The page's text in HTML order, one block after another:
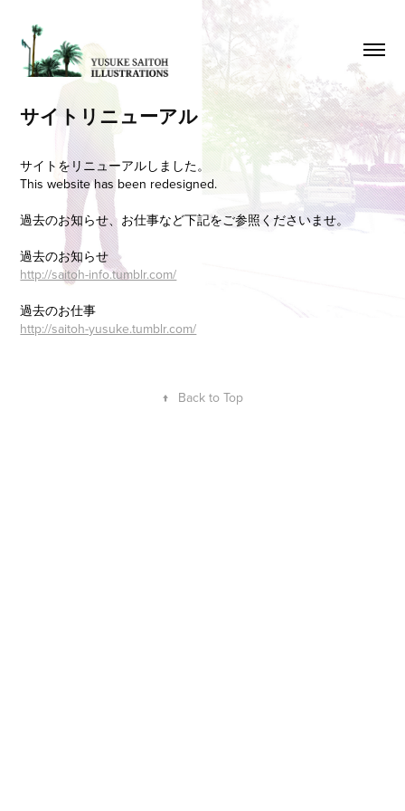
サイトリニューアル
サイトをリニューアルしました。
This website has been redesigned.
過去のお知らせ、お仕事など下記をご参照くださいませ。
過去のお知らせ
http://saitoh-info.tumblr.com/
過去のお仕事
http://saitoh-yusuke.tumblr.com/
↑ Back to Top